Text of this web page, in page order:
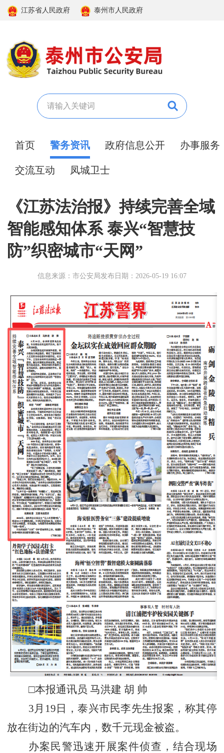
江苏省人民政府 泰州市人民政府
首页 警务资讯 政府信息公开 办事服务
交流互动 凤城卫士
《江苏法治报》持续完善全域
智能感知体系 泰兴“智慧技
防”织密城市“天网”
信息来源：市公安局发布日期：2026-05-19 16:07
□本报通讯员 马洪建 胡 帅
3月19日，泰兴市民李先生报案，称其停
放在街边的汽车内，数千元现金被盗。
办案民警迅速开展案件侦查，结合现场